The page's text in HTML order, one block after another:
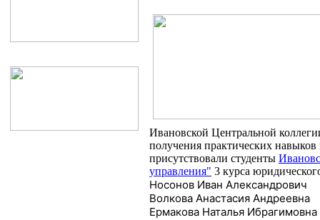
Ивановской Центральной
получения практических
присутствовали студенты
управления" 3 курса
Носонов Иван Александрович
Волкова Анастасия Андреевна
Ермакова Наталья Ибрагимовна